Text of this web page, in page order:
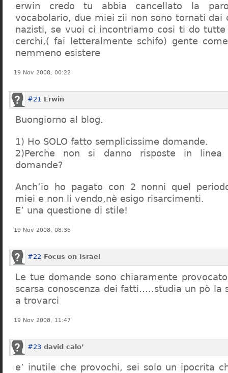
erwin credo tu abbia cancellato la
vocabolario, due miei zii non sono tornati dai
nazisti, se vuoi ci incontriamo cosi ti do tutte
cerchi,( fai letteralmente schifo) gente
nemmeno esistere
19 Nov 2008, 00:22
#21 Erwin
Buongiorno al blog.
1) Ho SOLO fatto semplicissime domande.
2)Perche non si danno risposte in
domande?
Anch’io ho pagato con 2 nonni quel
miei e non li vendo,nè esigo risarcimenti.
E’ una questione di stile!
19 Nov 2008, 08:36
#22 Focus on Israel
Le tue domande sono chiaramente
scarsa conoscenza dei fatti…..studia un pò la
a trovarci
19 Nov 2008, 11:47
#23 david calo’
e’ inutile che provochi, sei solo un ipocrita